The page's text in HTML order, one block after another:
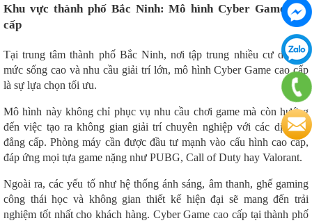
Khu vực thành phố Bắc Ninh: Mô hình Cyber Game cao
cấp
Tại trung tâm thành phố Bắc Ninh, nơi tập trung nhiều cư dân có
mức sống cao và nhu cầu giải trí lớn, mô hình Cyber Game cao cấp
là sự lựa chọn tối ưu.
Mô hình này không chỉ phục vụ nhu cầu chơi game mà còn hướng
đến việc tạo ra không gian giải trí chuyên nghiệp với các dịch vụ
đẳng cấp. Phòng máy cần được đầu tư mạnh vào cấu hình cao cấp,
đáp ứng mọi tựa game nặng như PUBG, Call of Duty hay Valorant.
Ngoài ra, các yếu tố như hệ thống ánh sáng, âm thanh, ghế gaming
công thái học và không gian thiết kế hiện đại sẽ mang đến trải
nghiệm tốt nhất cho khách hàng. Cyber Game cao cấp tại thành phố